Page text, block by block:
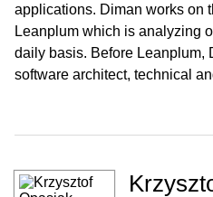
applications. Diman works on
Leanplum which is analyzing
daily basis. Before Leanplum,
software architect, technical